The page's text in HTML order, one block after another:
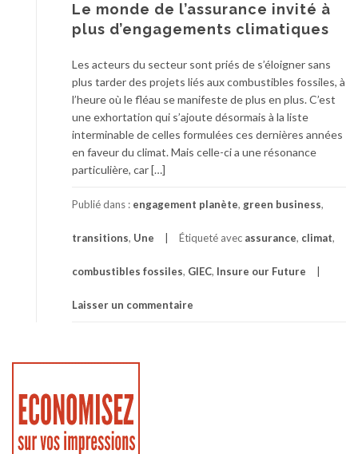
Le monde de l’assurance invité à
plus d’engagements climatiques
Les acteurs du secteur sont priés de s’éloigner sans
plus tarder des projets liés aux combustibles fossiles, à
l’heure où le fléau se manifeste de plus en plus. C’est
une exhortation qui s’ajoute désormais à la liste
interminable de celles formulées ces dernières années
en faveur du climat. Mais celle-ci a une résonance
particulière, car […]
Publié dans : engagement planète, green business,
transitions, Une Étiqueté avec assurance, climat,
combustibles fossiles, GIEC, Insure our Future
Laisser un commentaire